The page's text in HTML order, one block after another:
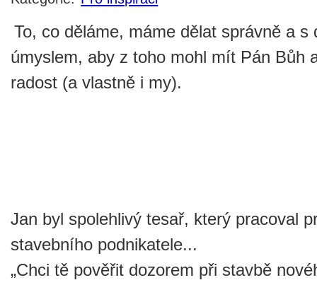
To, co děláme, máme dělat správně a s
úmyslem, aby z toho mohl mít Pán Bůh
radost (a vlastně i my).
Jan byl spolehlivý tesař, který pracoval
stavebního podnikatele...
„Chci tě pověřit dozorem při stavbě